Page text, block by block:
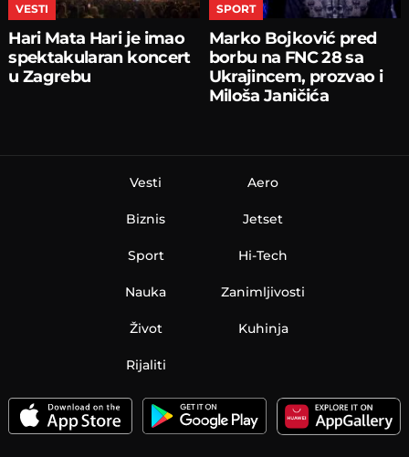
VESTI
Hari Mata Hari je imao
spektakularan koncert
u Zagrebu
SPORT
Marko Bojković pred
borbu na FNC 28 sa
Ukrajincem, prozvao i
Miloša Janičića
Vesti
Biznis
Sport
Nauka
Aero
Jetset
Hi-Tech
Zanimljivosti
Život Kuhinja
Rijaliti